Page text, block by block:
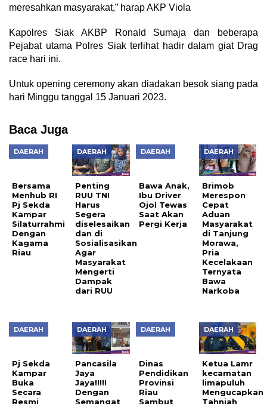
meresahkan masyarakat,” harap AKP Viola
Kapolres Siak AKBP Ronald Sumaja dan beberapa
Pejabat utama Polres Siak terlihat hadir dalam giat Drag
race hari ini.
Untuk opening ceremony akan diadakan besok siang pada
hari Minggu tanggal 15 Januari 2023.
Baca Juga
DAERAH
Bersama
Kampar
Silaturrahmi
Dengan
Kagama
Riau
DAERAH
Penting
RUU TNI
Harus
Segera
diselesaikan
dan di
Sosialisasikan
Agar
Masyarakat
Mengerti
Dampak
dari RUU
DAERAH
Bawa Anak,
Saat Akan
Pergi Kerja
DAERAH
Brimob
Merespon
Cepat
Aduan
Masyarakat
di Tanjung
Morawa,
Pria
Kecelakaan
Ternyata
Bawa
Narkoba
DAERAH
Pj Sekda
Kampar
Buka
Secara
Resmi
DAERAH
Pancasila
Jaya
Jaya!!!!!
Dengan
Semangat
DAERAH
Dinas
Pendidikan
Provinsi
Riau
Sambut
DAERAH
Ketua Lamr
kecamatan
limapuluh
Mengucapkan
Tahniah